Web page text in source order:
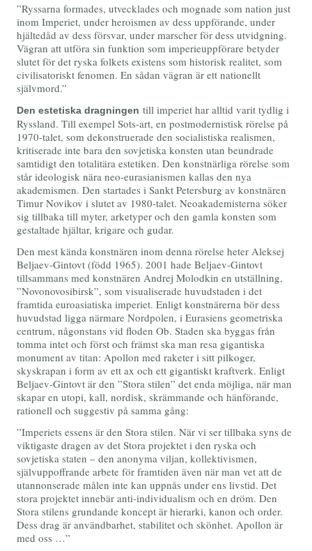
”Ryssarna formades, utvecklades och mognade som nation just
inom Imperiet, under heroismen av dess uppförande, under
hjältedåd av dess försvar, under marscher för dess utvidgning.
Vägran att utföra sin funktion som imperieuppförare betyder
slutet för det ryska folkets existens som historisk realitet, som
civilisatoriskt fenomen. En sådan vägran är ett nationellt
självmord.”
Den estetiska dragningen till imperiet har alltid varit tydlig i
Ryssland. Till exempel Sots-art, en postmodernistisk rörelse på
1970-talet, som dekonstruerade den socialistiska realismen,
kritiserade inte bara den sovjetiska konsten utan beundrade
samtidigt den totalitära estetiken. Den konstnärliga rörelse som
står ideologisk nära neo-eurasianismen kallas den nya
akademismen. Den startades i Sankt Petersburg av konstnären
Timur Novikov i slutet av 1980-talet. Neoakademisterna söker
sig tillbaka till myter, arketyper och den gamla konsten som
gestaltade hjältar, krigare och gudar.
Den mest kända konstnären inom denna rörelse heter Aleksej
Beljaev-Gintovt (född 1965). 2001 hade Beljaev-Gintovt
tillsammans med konstnären Andrej Molodkin en utställning,
”Novonovosibirsk”, som visualiserade huvudstaden i det
framtida euroasiatiska imperiet. Enligt konstnärerna bör dess
huvudstad ligga närmare Nordpolen, i Eurasiens geometriska
centrum, någonstans vid floden Ob. Staden ska byggas från
tomma intet och först och främst ska man resa gigantiska
monument av titan: Apollon med raketer i sitt pilkoger,
skyskrapan i form av ett ax och ett gigantiskt kraftverk. Enligt
Beljaev-Gintovt är den ”Stora stilen” det enda möjliga, när man
skapar en utopi, kall, nordisk, skrämmande och hänförande,
rationell och suggestiv på samma gång:
”Imperiets essens är den Stora stilen. När vi ser tillbaka syns de
viktigaste dragen av det Stora projektet i den ryska och
sovjetiska staten – den anonyma viljan, kollektivismen,
självuppoffrande arbete för framtiden även när man vet att de
utannonserade målen inte kan uppnås under ens livstid. Det
stora projektet innebär anti-individualism och en dröm. Den
Stora stilens grundande koncept är hierarki, kanon och order.
Dess drag är användbarhet, stabilitet och skönhet. Apollon är
med oss …”